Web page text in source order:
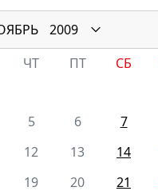
2009
ЧТ ПТ СБ
5 6 7
12 13 14
19 20 21